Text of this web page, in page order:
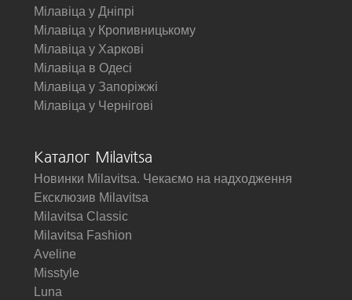
Мілавіца у Дніпрі
Мілавіца у Кропивницькому
Мілавіца у Харкові
Мілавіца в Одесі
Мілавіца у Запоріжжі
Мілавіца у Чернігові
Каталог Milavitsa
Новинки Milavitsa. Чекаємо на надходження
Ексклюзив Milavitsa
Milavitsa Classic
Milavitsa Fashion
Aveline
Misstyle
Luna